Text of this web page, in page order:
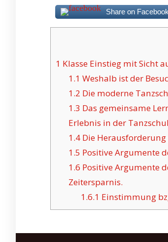
Share on Facebook
1 Klasse Einstieg mit Sicht
1.1 Weshalb ist der
1.2 Die moderne
1.3 Das gemeinsame
Erlebnis in der
1.4Die Herausforderung
1.5 Positive Argumente
1.6 Positive Argumente
Zeitersparnis.
1.6.1 Einstimmung